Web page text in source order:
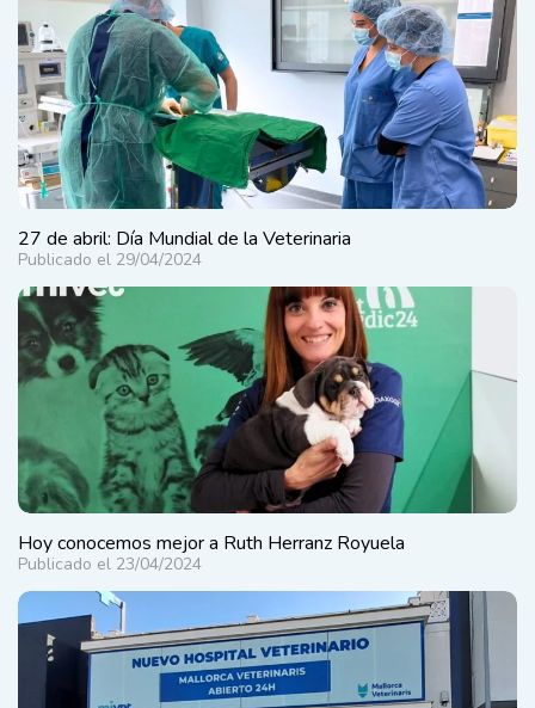
27 de abril: Día Mundial de la Veterinaria
Publicado el 29/04/2024
Hoy conocemos mejor a Ruth Herranz Royuela
Publicado el 23/04/2024